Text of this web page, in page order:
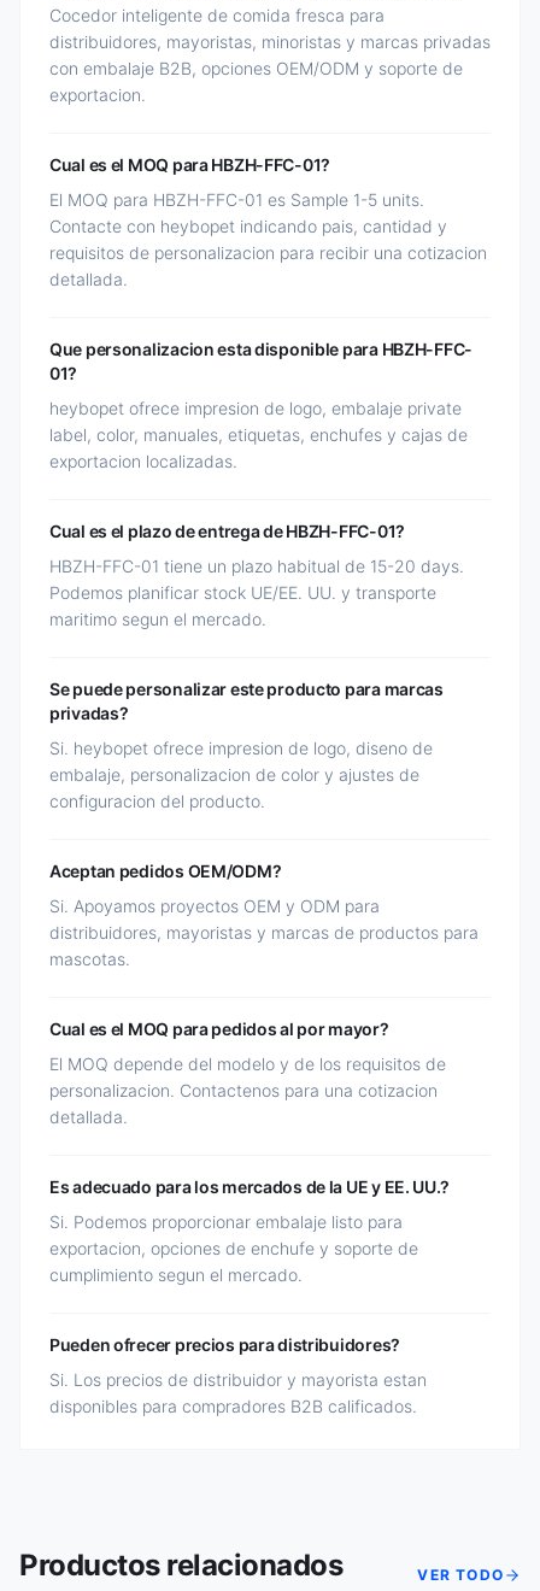
Cocedor inteligente de comida fresca para
distribuidores, mayoristas, minoristas y marcas privadas
con embalaje B2B, opciones OEM/ODM y soporte de
exportacion.
Cual es el MOQ para HBZH-FFC-01?
El MOQ para HBZH-FFC-01 es Sample 1-5 units.
Contacte con heybopet indicando pais, cantidad y
requisitos de personalizacion para recibir una cotizacion
detallada.
Que personalizacion esta disponible para HBZH-FFC-
01?
heybopet ofrece impresion de logo, embalaje private
label, color, manuales, etiquetas, enchufes y cajas de
exportacion localizadas.
Cual es el plazo de entrega de HBZH-FFC-01?
HBZH-FFC-01 tiene un plazo habitual de 15-20 days.
Podemos planificar stock UE/EE. UU. y transporte
maritimo segun el mercado.
Se puede personalizar este producto para marcas
privadas?
Si. heybopet ofrece impresion de logo, diseno de
embalaje, personalizacion de color y ajustes de
configuracion del producto.
Aceptan pedidos OEM/ODM?
Si. Apoyamos proyectos OEM y ODM para
distribuidores, mayoristas y marcas de productos para
mascotas.
Cual es el MOQ para pedidos al por mayor?
El MOQ depende del modelo y de los requisitos de
personalizacion. Contactenos para una cotizacion
detallada.
Es adecuado para los mercados de la UE y EE. UU.?
Si. Podemos proporcionar embalaje listo para
exportacion, opciones de enchufe y soporte de
cumplimiento segun el mercado.
Pueden ofrecer precios para distribuidores?
Si. Los precios de distribuidor y mayorista estan
disponibles para compradores B2B calificados.
Productos relacionados VER TODO